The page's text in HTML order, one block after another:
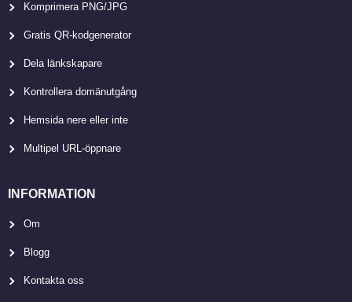
Komprimera PNG/JPG
Gratis QR-kodgenerator
Dela länkskapare
Kontrollera domänutgång
Hemsida nere eller inte
Multipel URL-öppnare
INFORMATION
Om
Blogg
Kontakta oss